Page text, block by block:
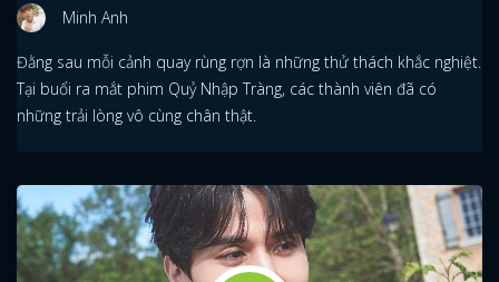
Minh Anh
Đằng sau mỗi cảnh quay rùng rợn là những thử thách khắc nghiệt.
Tại buổi ra mắt phim Quỷ Nhập Tràng, các thành viên đã có
những trải lòng vô cùng chân thật.